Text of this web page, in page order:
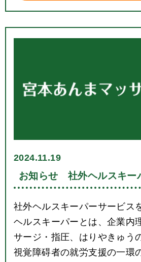
2024.11.19
お知らせ 社外ヘルスキー
社外ヘルスキーパーサービス
ヘルスキーパーとは、企業内
サージ・指圧、はりやきゅう
視覚障碍者の就労支援の一環